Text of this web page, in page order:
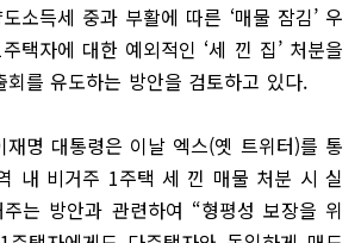
소득세 중과 부활에 따른 ‘매물 잠김’ 우
택자에 대한 예외적인 ‘세 낀 집’ 처분을
를 유도하는 방안을 검토하고 있다.
재명 대통령은 이날 엑스(옛 트위터)를 통
내 비거주 1주택 세 낀 매물 처분 시 실
는 방안과 관련하여 “형평성 보장을 위